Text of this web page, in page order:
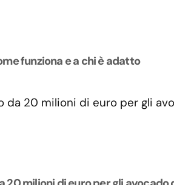
funziona e a chi è adatto